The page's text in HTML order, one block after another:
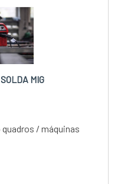
MIG
/ máquinas